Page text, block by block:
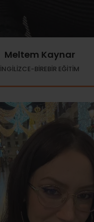
Meltem Kaynar
İNGİLİZCE-BİREBİR EĞİTİM